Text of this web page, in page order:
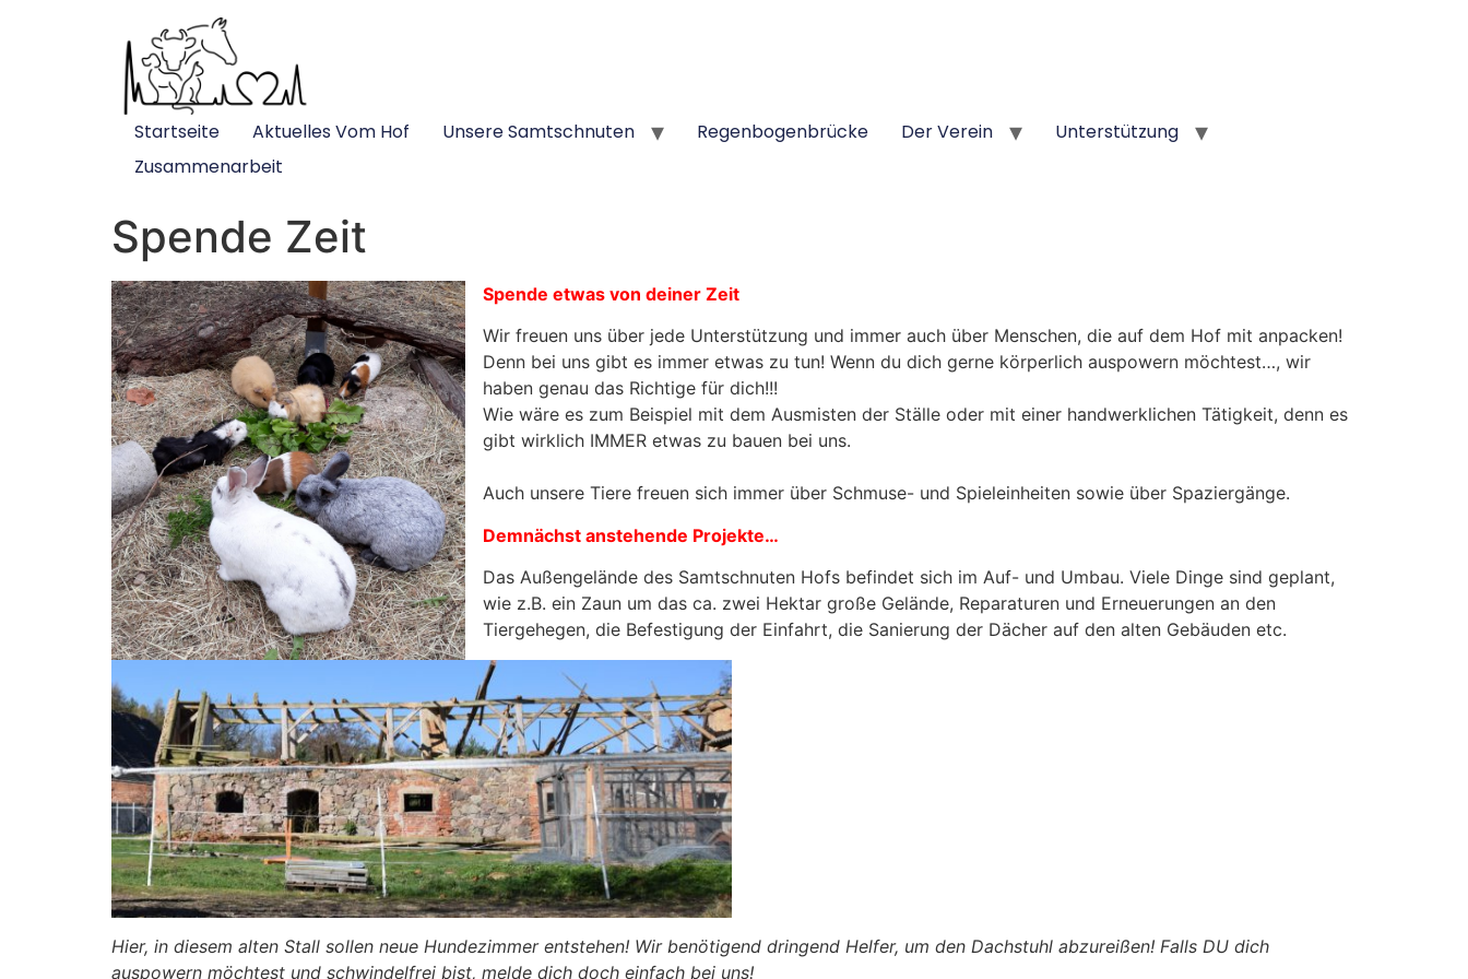
Startseite Aktuelles Vom Hof Unsere Samtschnuten Regenbogenbrücke Der Verein
Unterstützung
Zusammenarbeit
Spende Zeit
Spende etwas von deiner Zeit
Wir freuen uns über jede Unterstützung und immer auch über Menschen, die auf dem Hof mit anpacken!
Denn bei uns gibt es immer etwas zu tun! Wenn du dich gerne körperlich auspowern möchtest…, wir
haben genau das Richtige für dich!!!
Wie wäre es zum Beispiel mit dem Ausmisten der Ställe oder mit einer handwerklichen Tätigkeit, denn es
gibt wirklich IMMER etwas zu bauen bei uns.
Auch unsere Tiere freuen sich immer über Schmuse- und Spieleinheiten sowie über Spaziergänge.
Demnächst anstehende Projekte…
Das Außengelände des Samtschnuten Hofs befindet sich im Auf- und Umbau. Viele Dinge sind geplant,
wie z.B. ein Zaun um das ca. zwei Hektar große Gelände, Reparaturen und Erneuerungen an den
Tiergehegen, die Befestigung der Einfahrt, die Sanierung der Dächer auf den alten Gebäuden etc.
Hier, in diesem alten Stall sollen neue Hundezimmer entstehen! Wir benötigend dringend Helfer, um den Dachstuhl abzureißen! Falls DU dich
auspowern möchtest und schwindelfrei bist, melde dich doch einfach bei uns!